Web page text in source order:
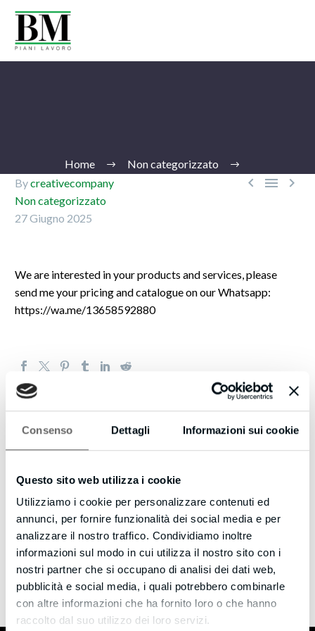
Consenso Dettagli Informazioni sui cookie
Questo sito web utilizza i cookie
Utilizziamo i cookie per personalizzare contenuti ed
annunci, per fornire funzionalità dei social media e per
analizzare il nostro traffico. Condividiamo inoltre
informazioni sul modo in cui utilizza il nostro sito con i
nostri partner che si occupano di analisi dei dati web,
pubblicità e social media, i quali potrebbero combinarle
con altre informazioni che ha fornito loro o che hanno
raccolto dal suo utilizzo dei loro servizi.
Ita
Home Non categorizzato
  
Bycreativecompany
Non categorizzato
27 Giugno 2025
We are interested in your products and services, please
send me your pricing and catalogue on our Whatsapp:
https://wa.me/13658592880
creativecompany / ABOUT AUTHOR
More posts by creativecompany